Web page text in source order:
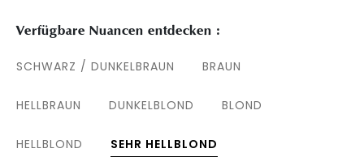
Verfügbare Nuancen entdecken :
SCHWARZ / DUNKELBRAUN BRAUN
HELLBRAUN DUNKELBLOND BLOND
HELLBLOND SEHR HELLBLOND